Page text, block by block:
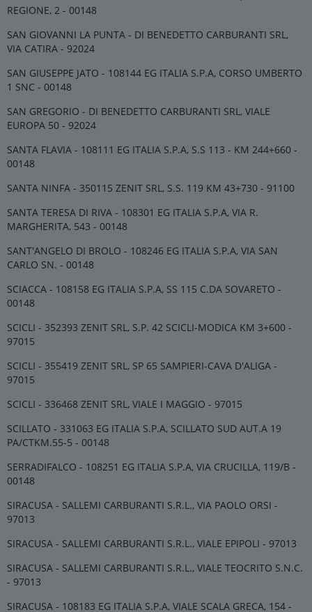
REGIONE, 2 - 00148
SAN GIOVANNI LA PUNTA - DI BENEDETTO CARBURANTI SRL,
VIA CATIRA - 92024
SAN GIUSEPPE JATO - 108144 EG ITALIA S.P.A, CORSO UMBERTO
1 SNC - 00148
SAN GREGORIO - DI BENEDETTO CARBURANTI SRL, VIALE
EUROPA 50 - 92024
SANTA FLAVIA - 108111 EG ITALIA S.P.A, S.S 113 - KM 244+660 -
00148
SANTA NINFA - 350115 ZENIT SRL, S.S. 119 KM 43+730 - 91100
SANTA TERESA DI RIVA - 108301 EG ITALIA S.P.A, VIA R.
MARGHERITA, 543 - 00148
SANT'ANGELO DI BROLO - 108246 EG ITALIA S.P.A, VIA SAN
CARLO SN. - 00148
SCIACCA - 108158 EG ITALIA S.P.A, SS 115 C.DA SOVARETO -
00148
SCICLI - 352393 ZENIT SRL, S.P. 42 SCICLI-MODICA KM 3+600 -
97015
SCICLI - 355419 ZENIT SRL, SP 65 SAMPIERI-CAVA D'ALIGA -
97015
SCICLI - 336468 ZENIT SRL, VIALE I MAGGIO - 97015
SCILLATO - 331063 EG ITALIA S.P.A, SCILLATO SUD AUT.A 19
PA/CTKM.55-5 - 00148
SERRADIFALCO - 108251 EG ITALIA S.P.A, VIA CRUCILLA, 119/B -
00148
SIRACUSA - SALLEMI CARBURANTI S.R.L., VIA PAOLO ORSI -
97013
SIRACUSA - SALLEMI CARBURANTI S.R.L., VIALE EPIPOLI - 97013
SIRACUSA - SALLEMI CARBURANTI S.R.L., VIALE TEOCRITO S.N.C.
- 97013
SIRACUSA - 108183 EG ITALIA S.P.A, VIALE SCALA GRECA, 154 -